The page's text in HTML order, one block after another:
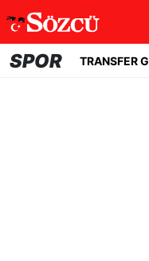
SPOR TRANSFER